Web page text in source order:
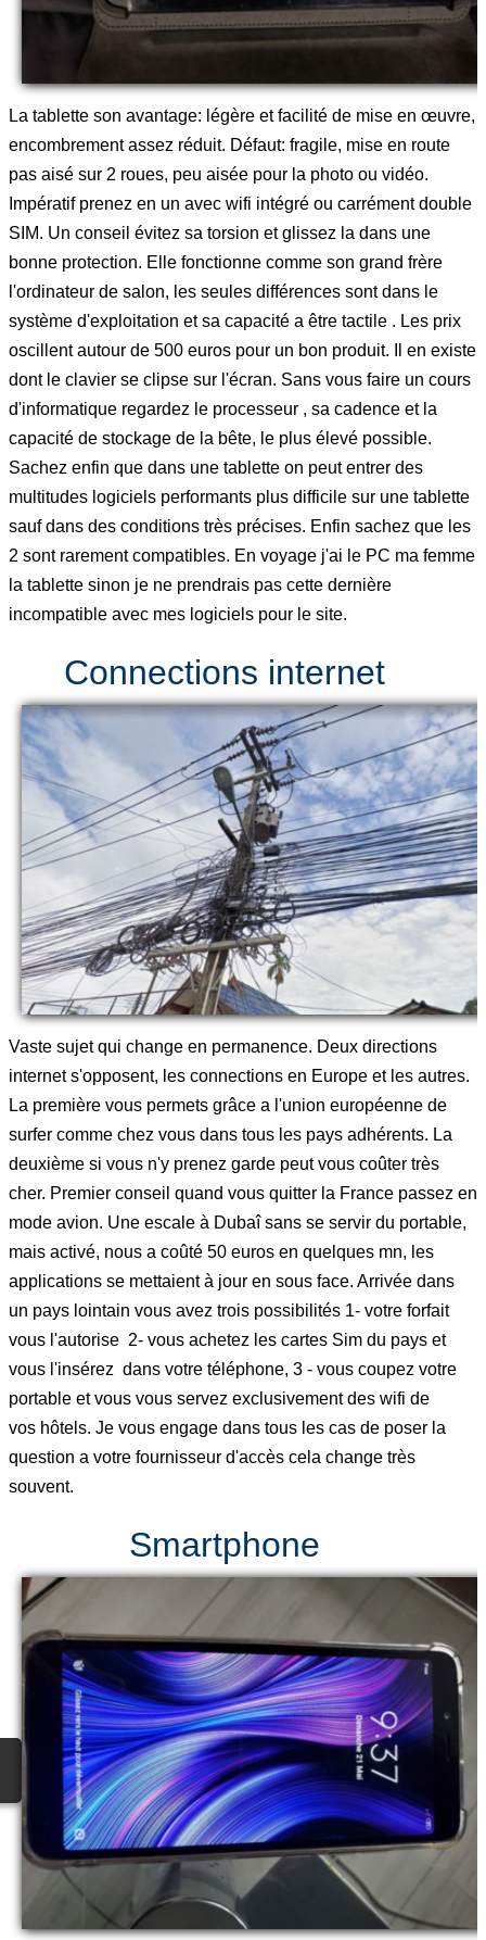
La tablette son avantage: légère et facilité de mise en œuvre,
encombrement assez réduit. Défaut: fragile, mise en route
pas aisé sur 2 roues, peu aisée pour la photo ou vidéo.
Impératif prenez en un avec wifi intégré ou carrément double
SIM. Un conseil évitez sa torsion et glissez la dans une
bonne protection. Elle fonctionne comme son grand frère
l'ordinateur de salon, les seules différences sont dans le
système d'exploitation et sa capacité a être tactile . Les prix
oscillent autour de 500 euros pour un bon produit. Il en existe
dont le clavier se clipse sur l'écran. Sans vous faire un cours
d'informatique regardez le processeur , sa cadence et la
capacité de stockage de la bête, le plus élevé possible.
Sachez enfin que dans une tablette on peut entrer des
multitudes logiciels performants plus difficile sur une tablette
sauf dans des conditions très précises. Enfin sachez que les
2 sont rarement compatibles. En voyage j'ai le PC ma femme
la tablette sinon je ne prendrais pas cette dernière
incompatible avec mes logiciels pour le site.
Connections internet
Vaste sujet qui change en permanence. Deux directions
internet s'opposent, les connections en Europe et les autres.
La première vous permets grâce a l'union européenne de
surfer comme chez vous dans tous les pays adhérents. La
deuxième si vous n'y prenez garde peut vous coûter très
cher. Premier conseil quand vous quitter la France passez en
mode avion. Une escale à Dubaî sans se servir du portable,
mais activé, nous a coûté 50 euros en quelques mn, les
applications se mettaient à jour en sous face. Arrivée dans
un pays lointain vous avez trois possibilités 1- votre forfait
vous l'autorise 2- vous achetez les cartes Sim du pays et
vous l'insérez dans votre téléphone, 3 - vous coupez votre
portable et vous vous servez exclusivement des wifi de
vos hôtels. Je vous engage dans tous les cas de poser la
question a votre fournisseur d'accès cela change très
souvent.
Smartphone